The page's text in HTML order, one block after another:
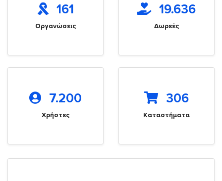
161
Οργανώσεις
19.636
Δωρεές
7.200
Χρήστες
306
Καταστήματα